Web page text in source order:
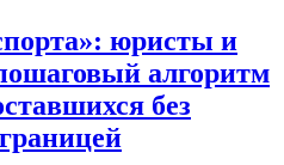
юристы и
алгоритм
без